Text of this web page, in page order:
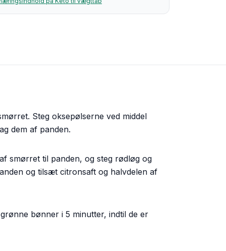
Steg oksepølserne ved middel
dem af panden.
smørret til panden, og steg rødløg og
og tilsæt citronsaft og halvdelen af
bønner i 5 minutter, indtil de er